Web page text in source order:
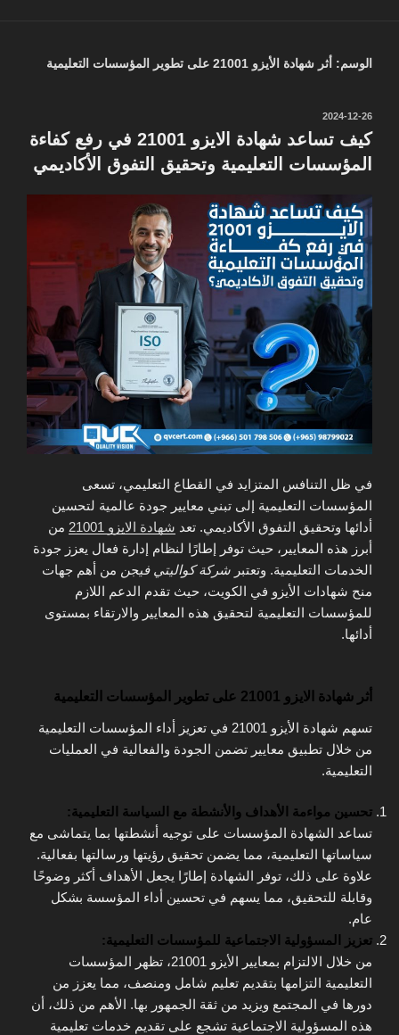
الوسم: أثر شهادة الأيزو 21001 على تطوير المؤسسات التعليمية
نُشر
في
2024-12-26
كيف تساعد شهادة الايزو 21001 في رفع كفاءة
المؤسسات التعليمية وتحقيق التفوق الأكاديمي
في ظل التنافس المتزايد في القطاع التعليمي، تسعى
المؤسسات التعليمية إلى تبني معايير جودة عالمية لتحسين
أدائها وتحقيق التفوق الأكاديمي. تعد شهادة الايزو 21001
من
أبرز هذه المعايير، حيث توفر إطارًا لنظام إدارة فعال يعزز جودة
الخدمات التعليمية. وتعتبر شركة كواليتي فيجن من أهم جهات
منح شهادات الأيزو في الكويت، حيث تقدم الدعم اللازم
للمؤسسات التعليمية لتحقيق هذه المعايير والارتقاء بمستوى
أدائها.
أثر شهادة الايزو 21001 على تطوير المؤسسات التعليمية
تسهم شهادة الأيزو 21001 في تعزيز أداء المؤسسات التعليمية
من خلال تطبيق معايير تضمن الجودة والفعالية في العمليات
التعليمية.
تحسين مواءمة الأهداف والأنشطة مع السياسة التعليمية:
تساعد الشهادة المؤسسات على توجيه أنشطتها بما يتماشى مع
سياساتها التعليمية، مما يضمن تحقيق رؤيتها ورسالتها بفعالية.
علاوة على ذلك، توفر الشهادة إطارًا يجعل الأهداف أكثر وضوحًا
وقابلة للتحقيق، مما يسهم في تحسين أداء المؤسسة بشكل
عام.
تعزيز المسؤولية الاجتماعية للمؤسسات التعليمية:
من خلال الالتزام بمعايير الأيزو 21001، تظهر المؤسسات
التعليمية التزامها بتقديم تعليم شامل ومنصف، مما يعزز من
دورها في المجتمع ويزيد من ثقة الجمهور بها. الأهم من ذلك، أن
هذه المسؤولية الاجتماعية تشجع على تقديم خدمات تعليمية